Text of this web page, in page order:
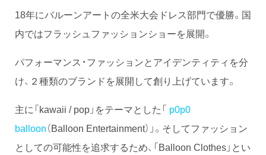
18年にバルーンアートの全米大会ドレス部門で優勝。国
内ではフラッシュファッションショーを展開。
パフォーマンス・ファッションとアイデンティティを分
け、２種類のブランドを展開して創り上げています。
主に「kawaii / pop」をテーマとした「 p0p0
balloon（Balloon Entertainment）」。そしてファッション
としての可能性を追求するため、「Balloon Clothes」とい